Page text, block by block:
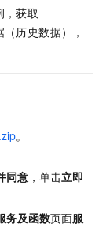
，获取
历史数据），
。
同意 ，单击立即
务及函数页面服